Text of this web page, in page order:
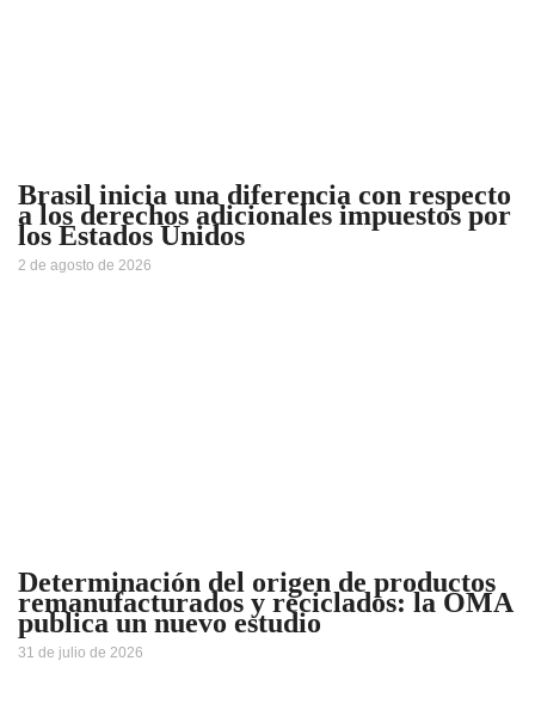
Brasil inicia una diferencia con respecto
a los derechos adicionales impuestos por
los Estados Unidos
2 de agosto de 2026
Determinación del origen de productos
remanufacturados y reciclados: la OMA
publica un nuevo estudio
31 de julio de 2026